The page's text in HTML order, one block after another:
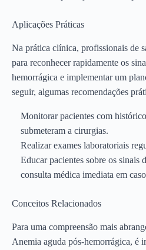
Aplicações Práticas
Na prática clínica, profissionais de
para reconhecer rapidamente os
hemorrágica e implementar um
seguir, algumas recomendações
Monitorar pacientes com
submeteram a cirurgias.
Realizar exames laboratoriais
Educar pacientes sobre os sinais
consulta médica imediata em
Conceitos Relacionados
Para uma compreensão mais
Anemia aguda pós-hemorrágica, é